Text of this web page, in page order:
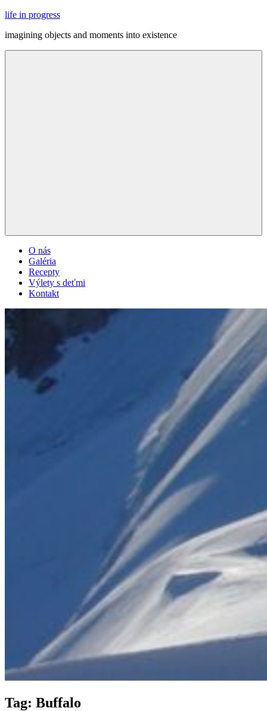
Skip
content
life in progress
imagining objects and moments into existence
O nás
Galéria
Recepty
Výlety s deťmi
Kontakt
Tag: Buffalo